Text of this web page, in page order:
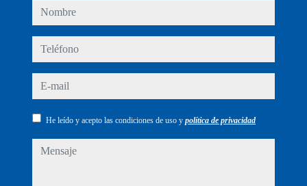
nombre
teléfono
e-mail
He leído y acepto las condiciones de uso y política de privacidad
mensaje